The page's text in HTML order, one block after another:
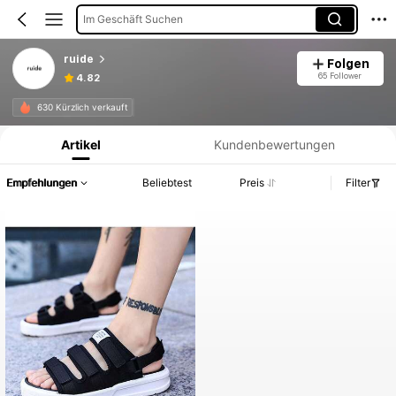
Im Geschäft Suchen
ruide
4.82
Folgen
65 Follower
630 Kürzlich verkauft
Produktinformation: Preisangabe, Verkaufs- und Lagerbestandsdetails.
Artikel Kundenbewertungen
Empfehlungen Beliebtest Preis Filter